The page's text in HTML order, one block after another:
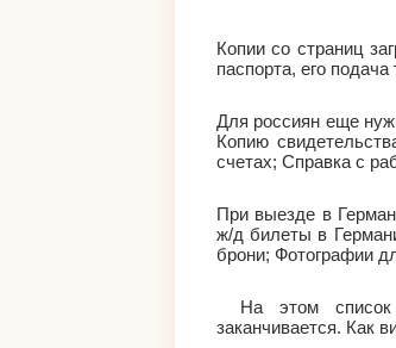
Копии со страниц
паспорта, его
Для россиян еще
Копию
счетах; Справка с
При выезде в
ж/д билеты в
брони; Фотографии
На этом
заканчивается. Как